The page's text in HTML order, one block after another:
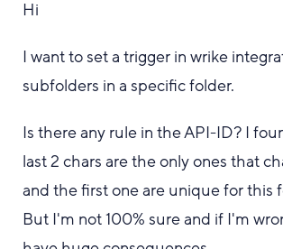
Hi
I want to set a trigger in wrike
subfolders in a specific folder.
Is there any rule in the API-ID? I
last 2 chars are the only ones that
and the first one are unique for this
But I'm not 100% sure and if I'm